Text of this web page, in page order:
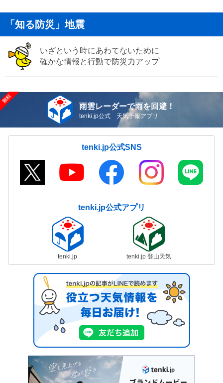
「知る防災」地震
いざという時にあわてないために
確かな情報と行動で防災力アップ
雨雲レーダーで雨を回避！
tenki.jp公式 天気予報アプリ
tenki.jp公式SNS
tenki.jp公式アプリ
tenki.jp tenki.jp 登山天気